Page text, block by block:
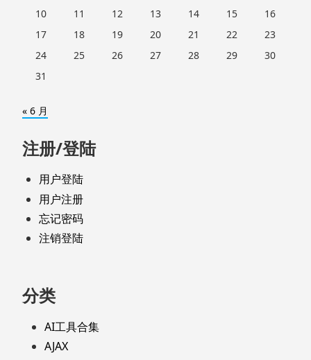
10
11 12 13 14 15
16
17
18 19 20 21 22
23
24
25 26 27 28 29
30
31
« 6 月
注册/登陆
用户登陆
用户注册
忘记密码
注销登陆
分类
AI工具合集
AJAX